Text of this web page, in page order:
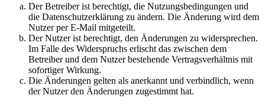
Der Betreiber ist berechtigt, die Nutzungsbedingungen und
die Datenschutzerklärung zu ändern. Die Änderung wird dem
Nutzer per E-Mail mitgeteilt.
Der Nutzer ist berechtigt, den Änderungen zu widersprechen.
Im Falle des Widerspruchs erlischt das zwischen dem
Betreiber und dem Nutzer bestehende Vertragsverhältnis mit
sofortiger Wirkung.
Die Änderungen gelten als anerkannt und verbindlich, wenn
der Nutzer den Änderungen zugestimmt hat.